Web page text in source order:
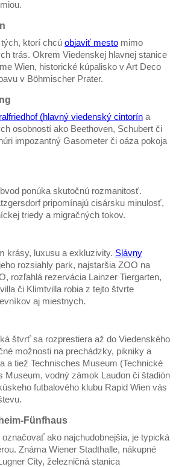
ktorí chcú objaviť mesto mimo
trás. Okrem Viedenskej hlavnej stanice
Wien, historické kúpalisko v Art Deco
v Böhmischer Prater.
(hlavný viedenský cintorín a
osobností ako Beethoven, Schubert či
impozantný Gasometer či oáza pokoja
ponúka skutočnú rozmanitosť.
pripomínajú cisársku minulosť,
triedy a migračných tokov.
krásy, luxusu a exkluzivity. Slávny
rozsiahly park, najstaršia ZOO na
rozľahlá rezervácia Lainzer Tiergarten,
či Klimtvilla robia z tejto štvrte
aj miestnych.
štvrť sa rozprestiera až do Viedenského
možnosti na prechádzky, pikniky a
a tiež Technisches Museum (Technické
Museum, vodný zámok Laudon či štadión
futbalového klubu Rapid Wien vás
Fünfhaus
ako najchudobnejšia, je typická
Známa Wiener Stadthalle, nákupné
City, železničná stanica